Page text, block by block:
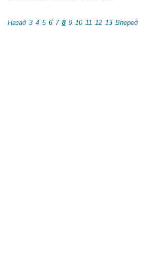
Назад 3 4 5 6 7 8 9 10 11 12 13 Вперед